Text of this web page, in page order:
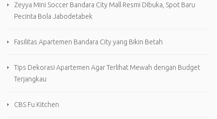
Zeyya Mini Soccer Bandara City Mall Resmi Dibuka, Spot Baru
Pecinta Bola Jabodetabek
Fasilitas Apartemen Bandara City yang Bikin Betah
Tips Dekorasi Apartemen Agar Terlihat Mewah dengan Budget
Terjangkau
CBS Fu Kitchen